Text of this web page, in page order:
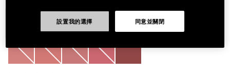
設置我的選擇 同意並關閉